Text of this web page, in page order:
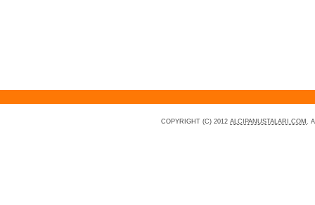
COPYRIGHT (C) 2012 ALCIPANUSTALARI.COM .